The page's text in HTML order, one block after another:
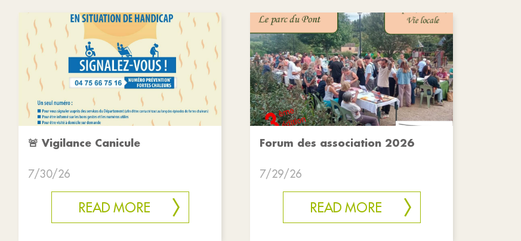
🚨 Vigilance Canicule
7/30/26
READ MORE
Forum des association 2026
7/29/26
READ MORE